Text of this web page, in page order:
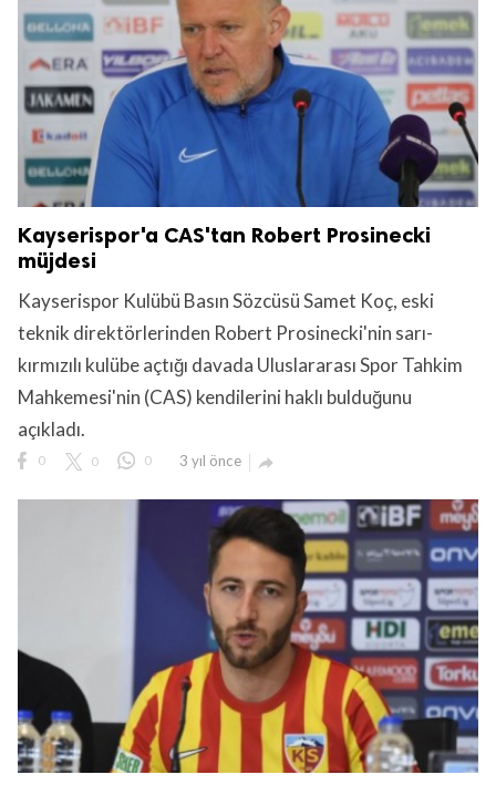
Kayserispor'a CAS'tan Robert Prosinecki
müjdesi
Kayserispor Kulübü Basın Sözcüsü Samet Koç, eski
teknik direktörlerinden Robert Prosinecki'nin sarı-
kırmızılı kulübe açtığı davada Uluslararası Spor Tahkim
Mahkemesi'nin (CAS) kendilerini haklı bulduğunu
açıkladı.
0 0 0 3 yıl önce 